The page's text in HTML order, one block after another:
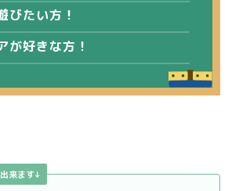
びたい方！
が好きな方！
来ます↓